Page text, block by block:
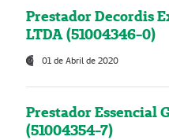
Prestador Decordis
LTDA (51004346-0)
01 de Abril de 2020
Prestador Essencial
(51004354-7)